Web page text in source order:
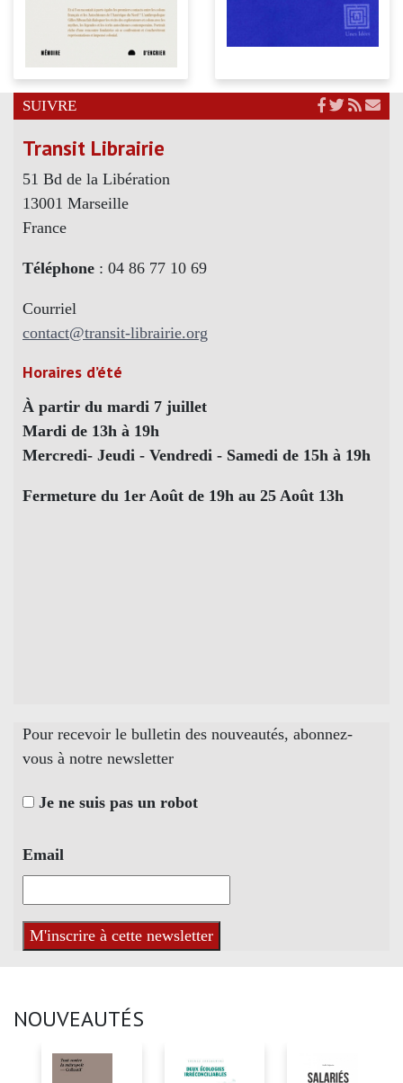
SUIVRE
Transit Librairie
51 Bd de la Libération
13001 Marseille
France
Téléphone : 04 86 77 10 69
Courriel
contact@transit-librairie.org
Horaires d’été
À partir du mardi 7 juillet
Mardi de 13h à 19h
Mercredi- Jeudi - Vendredi - Samedi de 15h à 19h
Fermeture du 1er Août de 19h au 25 Août 13h
Pour recevoir le bulletin des nouveautés, abonnez-
vous à notre newsletter
Je ne suis pas un robot
Email
NOUVEAUTÉS